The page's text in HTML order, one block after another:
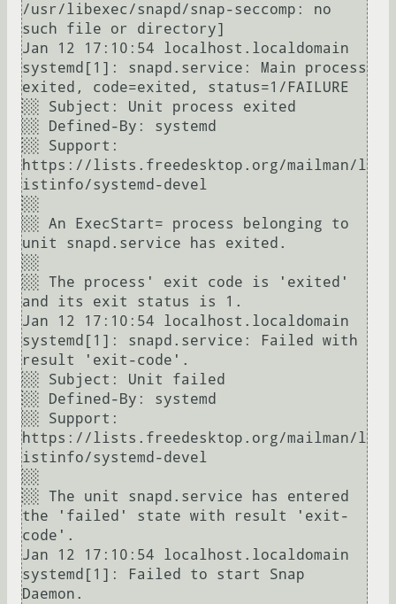
/usr/libexec/snapd/snap-seccomp: no
such file or directory]
Jan 12 17:10:54 localhost.localdomain
systemd[1]: snapd.service: Main process
exited, code=exited, status=1/FAILURE
░░ Subject: Unit process exited
░░ Defined-By: systemd
░░ Support:
https://lists.freedesktop.org/mailman/l
istinfo/systemd-devel
░░
░░ An ExecStart= process belonging to
unit snapd.service has exited.
░░
░░ The process' exit code is 'exited'
and its exit status is 1.
Jan 12 17:10:54 localhost.localdomain
systemd[1]: snapd.service: Failed with
result 'exit-code'.
░░ Subject: Unit failed
░░ Defined-By: systemd
░░ Support:
https://lists.freedesktop.org/mailman/l
istinfo/systemd-devel
░░
░░ The unit snapd.service has entered
the 'failed' state with result 'exit-
code'.
Jan 12 17:10:54 localhost.localdomain
systemd[1]: Failed to start Snap
Daemon.